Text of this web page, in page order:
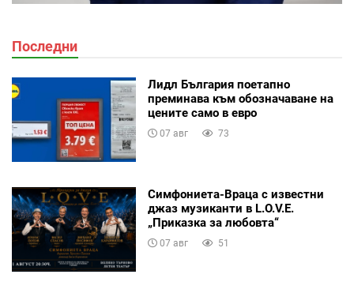
Последни
Лидл България поетапно
преминава към обозначаване на
цените само в евро
07 авг 73
Симфониета-Враца с известни
джаз музиканти в L.O.V.E.
„Приказка за любовта“
07 авг 51